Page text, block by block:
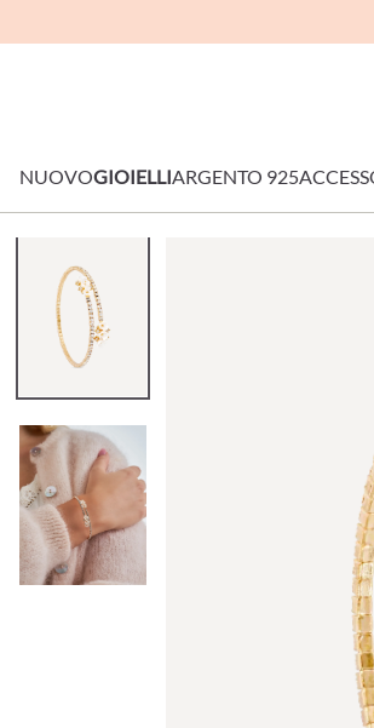
NUOVOGIOIELLIARGENTO 925